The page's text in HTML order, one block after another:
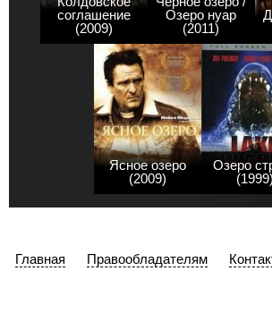
соглашение
(2009)
Озеро нуар
(2011)
Ясное озеро
(2009)
Озеро
(1999)
Главная Правообладателям